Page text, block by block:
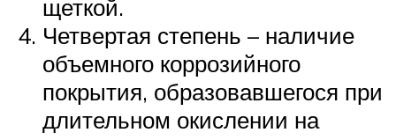
щеткой.
Четвертая степень – наличие
объемного коррозийного
покрытия, образовавшегося при
длительном окислении на